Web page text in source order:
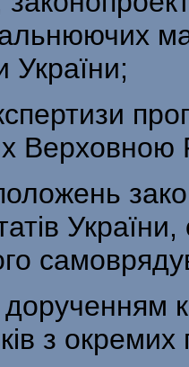
України;
Верховною
України,
дорученням
з